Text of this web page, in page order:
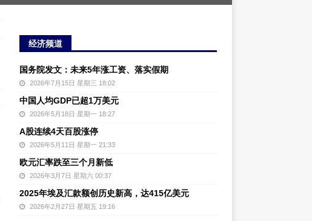
经济频道
国务院发文：未来5年涨工资、落实假期
2026年7月15日 星期三 18:02
中国人均GDP已超1万美元
2026年5月18日 星期一 18:27
A股连续4天百股涨停
2026年5月11日 星期一 21:33
欧元汇率跌至三个月新低
2026年3月7日 星期六 00:37
2025年埃及汇款额创历史新高，达415亿美元
2026年2月27日 星期五 19:16